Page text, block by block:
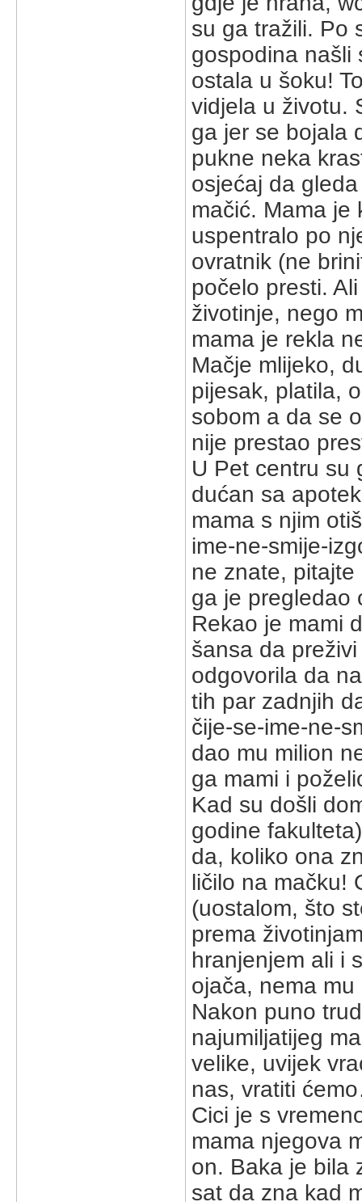
su ga tražili. Po
gospodina našli
ostala u šoku!
vidjela u životu.
ga jer se bojala
pukne neka
osjećaj da
mačić. Mama je
uspentralo po
ovratnik (ne
počelo presti.
životinje, nego
mama je rekla
Mačje mlijeko,
pijesak, platila,
sobom a da se
nije prestao
U Pet centru su
dućan sa
mama s njim
ime-ne-smije-
ne znate,
ga je pregledao
Rekao je mami
šansa da
odgovorila da
tih par zadnjih
čije-se-ime-ne-
dao mu milion
ga mami i
Kad su došli
godine
da, koliko ona
ličilo na mačku!
(uostalom, što
prema
hranjenjem ali i
ojača, nema mu
Nakon puno
najumiljatijeg
velike, uvijek
nas, vratiti
Cici je s
mama njegova
on. Baka je bila
sat da zna kad